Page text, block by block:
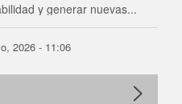
y generar nuevas...
2026 - 11:06